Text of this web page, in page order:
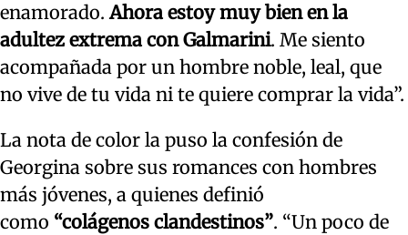
enamorado. Ahora estoy muy bien en la
adultez extrema con Galmarini. Me siento
acompañada por un hombre noble, leal, que
no vive de tu vida ni te quiere comprar la vida”.
La nota de color la puso la confesión de
Georgina sobre sus romances con hombres
más jóvenes, a quienes definió
como “colágenos clandestinos”. “Un poco de